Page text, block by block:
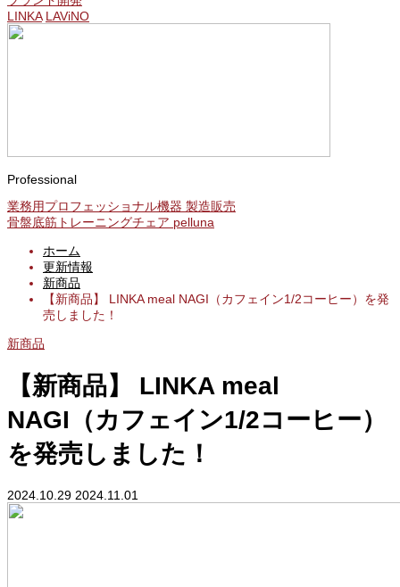
LINKA LAViNO
Professional
業務用プロフェッショナル機器 製造販売
骨盤底筋トレーニングチェア pelluna
ホーム
更新情報
新商品
【新商品】 LINKA meal NAGI（カフェイン1/2コーヒー）を発
売しました！
新商品
【新商品】 LINKA meal
NAGI（カフェイン1/2コーヒー）
を発売しました！
2024.10.29 2024.11.01